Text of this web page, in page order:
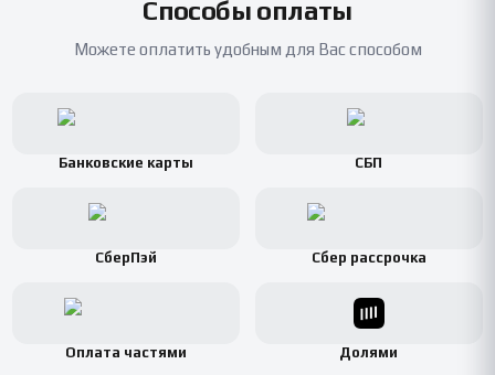
Способы оплаты
Можете оплатить удобным для Вас способом
Банковские карты СБП
СберПэй Сбер рассрочка
Оплата частями Долями